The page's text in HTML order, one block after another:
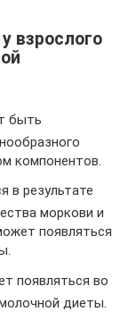
взрослого
быть
компонентов.
в результате
моркови и
появляться
появляться во
диеты.